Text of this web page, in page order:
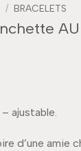
/ BRACELETS
ajustable.
d’une amie